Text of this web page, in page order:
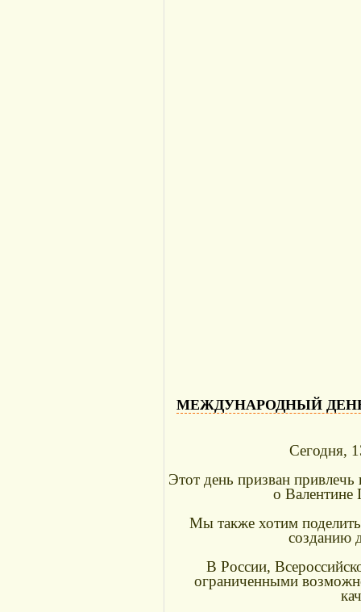
МЕЖДУНАРОДНЫЙ
Сегодня,
Этот день призван
о Валентине
Мы также хотим
созданию
В России,
ограниченными